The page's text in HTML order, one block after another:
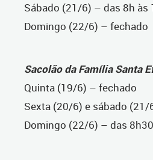
Sábado (21/6) – das 8h às
Domingo (22/6) – fechado
Sacolão da Família Santa
Quinta (19/6) – fechado
Sexta (20/6) e sábado
Domingo (22/6) – das